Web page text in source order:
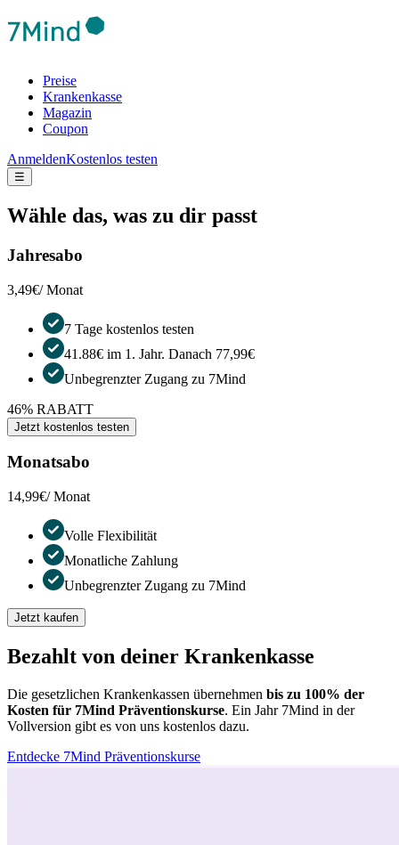
Preise
Krankenkasse
Magazin
Coupon
AnmeldenKostenlos testen
☰
Wähle das, was zu dir passt
Jahresabo
3,49€/ Monat
7 Tage kostenlos testen
41.88€ im 1. Jahr. Danach 77,99€
Unbegrenzter Zugang zu 7Mind
46% RABATT
Jetzt kostenlos testen
Monatsabo
14,99€/ Monat
Volle Flexibilität
Monatliche Zahlung
Unbegrenzter Zugang zu 7Mind
Jetzt kaufen
Bezahlt von deiner Krankenkasse
Die gesetzlichen Krankenkassen übernehmen bis zu 100% der
Kosten für 7Mind Präventionskurse. Ein Jahr 7Mind in der
Vollversion gibt es von uns kostenlos dazu.
Entdecke 7Mind Präventionskurse